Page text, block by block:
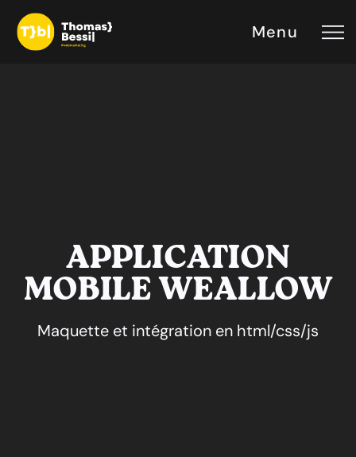
Menu
APPLICATION
MOBILE WEALLOW
Maquette et intégration en html/css/js